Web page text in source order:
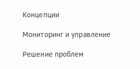
Концепции
Мониторинг и управление
Решение проблем